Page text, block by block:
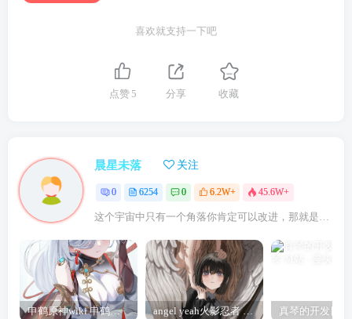
喜欢就支持一下吧
点赞 5 分享 收藏
晨星未落 关注
0 6254 0 6.2W+ 45.6W+
这个宇宙中只有一个角落你肯定可以改进，那就是你自己
申鹤原神wiki 申鹤诞辰祭 angel yeah火影忍者 Angel